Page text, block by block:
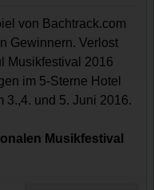
von Bachtrack.com
Gewinnern. Verlost
Musikfestival 2016
im 5-Sterne Hotel
3.,4. und 5. Juni 2016.
Musikfestival